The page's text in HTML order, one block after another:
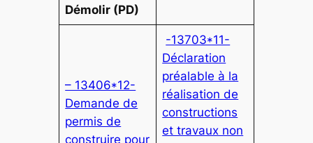
Démolir (PD)
– 13406*12-
Demande de
permis de
construire pour
-13703*11-
Déclaration
préalable à la
réalisation de
constructions
et travaux non